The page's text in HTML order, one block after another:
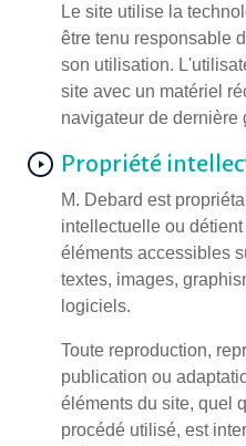
Le site utilise la
être tenu responsable
son utilisation.
site avec un matériel
navigateur de dernière
Propriété
M. Debard est
intellectuelle ou
éléments accessibles
textes, images,
logiciels.
Toute reproduction,
publication ou
éléments du site, quel
procédé utilisé, est